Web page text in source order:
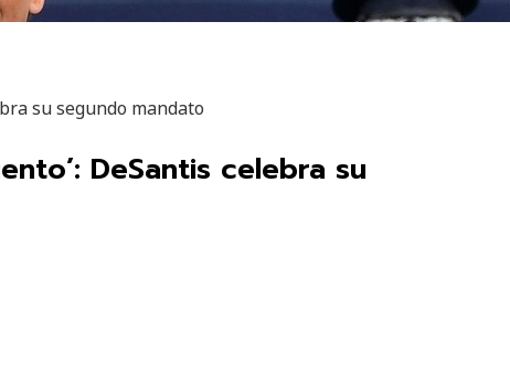
su segundo mandato
DeSantis celebra su